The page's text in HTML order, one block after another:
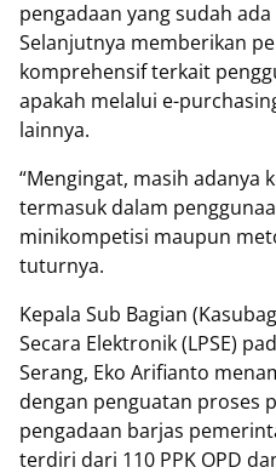
pengadaan yang sudah
Selanjutnya memberikan
komprehensif terkait
apakah melalui e-
lainnya.
“Mengingat, masih adanya
termasuk dalam
minikompetisi maupun
tuturnya.
Kepala Sub Bagian
Secara Elektronik (LPSE)
Serang, Eko Arifianto
dengan penguatan proses
pengadaan barjas
terdiri dari 110 PPK OPD